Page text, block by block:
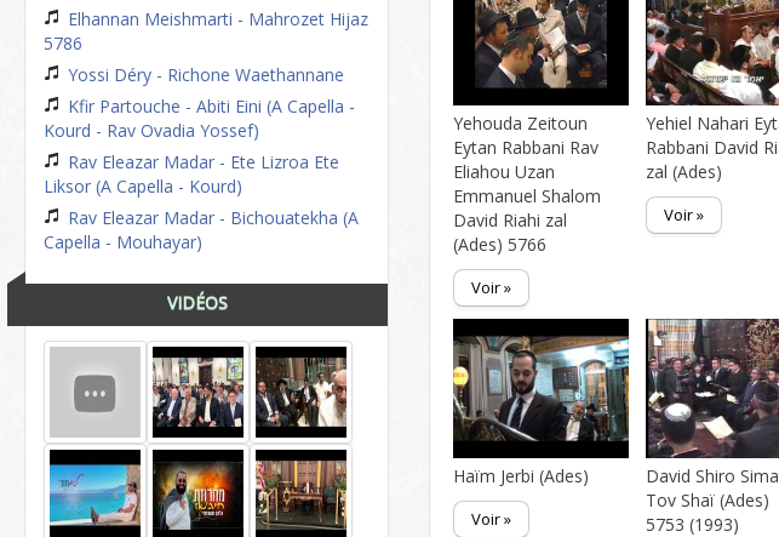
Elhannan Meishmarti - Mahrozet Hijaz
5786
Yossi Déry - Richone Waethannane
Kfir Partouche - Abiti Eini (A Capella -
Kourd - Rav Ovadia Yossef)
Rav Eleazar Madar - Ete Lizroa Ete
Liksor (A Capella - Kourd)
Rav Eleazar Madar - Bichouatekha (A
Capella - Mouhayar)
VIDÉOS
Yehouda Zeitoun
Eytan Rabbani Rav
Eliahou Uzan
Emmanuel Shalom
David Riahi zal
(Ades) 5766
Voir »
Yehiel Nahari
Rabbani David
zal (Ades)
Voir »
Haïm Jerbi (Ades)
Voir »
David Shiro
Tov Shaï (Ades)
5753 (1993)